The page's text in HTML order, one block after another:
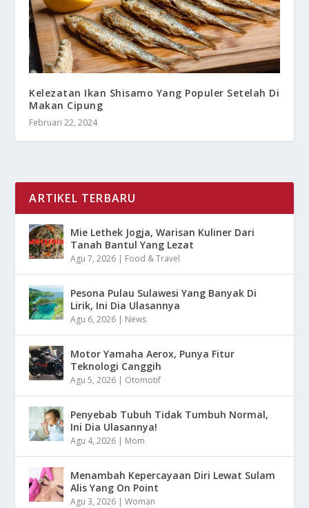
Kelezatan Ikan Shisamo Yang Populer Setelah Di
Makan Cipung
Februari 22, 2024
ARTIKEL TERBARU
Mie Lethek Jogja, Warisan Kuliner Dari
Tanah Bantul Yang Lezat
Agu 7, 2026 | Food & Travel
Pesona Pulau Sulawesi Yang Banyak Di
Lirik, Ini Dia Ulasannya
Agu 6, 2026 | News
Motor Yamaha Aerox, Punya Fitur
Teknologi Canggih
Agu 5, 2026 | Otomotif
Penyebab Tubuh Tidak Tumbuh Normal,
Ini Dia Ulasannya!
Agu 4, 2026 | Mom
Menambah Kepercayaan Diri Lewat Sulam
Alis Yang On Point
Agu 3, 2026 |Woman